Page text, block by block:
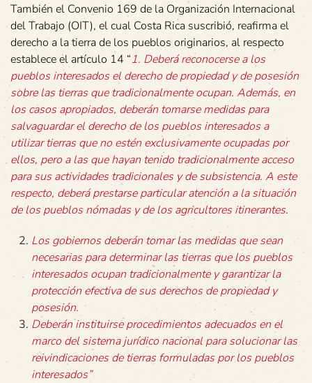
También el Convenio 169 de la Organización Internacional
del Trabajo (OIT), el cual Costa Rica suscribió, reafirma el
derecho a la tierra de los pueblos originarios, al respecto
establece el artículo 14 “1. Deberá reconocerse a los
pueblos interesados el derecho de propiedad y de posesión
sobre las tierras que tradicionalmente ocupan. Además, en
los casos apropiados, deberán tomarse medidas para
salvaguardar el derecho de los pueblos interesados a
utilizar tierras que no estén exclusivamente ocupadas por
ellos, pero a las que hayan tenido tradicionalmente acceso
para sus actividades tradicionales y de subsistencia. A este
respecto, deberá prestarse particular atención a la situación
de los pueblos nómadas y de los agricultores itinerantes.
Los gobiernos deberán tomar las medidas que sean
necesarias para determinar las tierras que los pueblos
interesados ocupan tradicionalmente y garantizar la
protección efectiva de sus derechos de propiedad y
posesión.
Deberán instituirse procedimientos adecuados en el
marco del sistema jurídico nacional para solucionar las
reivindicaciones de tierras formuladas por los pueblos
interesados”